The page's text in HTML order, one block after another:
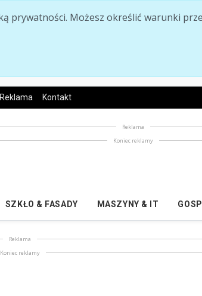
prywatności. Możesz określić warunki
Reklama Kontakt
Reklama
Koniec reklamy
SZKŁO & FASADY MASZYNY & IT
Reklama
Koniec reklamy